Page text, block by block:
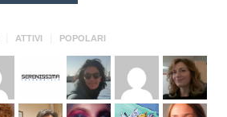
ATTIVI POPOLARI